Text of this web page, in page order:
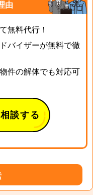
由
無料代行！
バイザーが無料で徹
件の解体でも対応可
談する